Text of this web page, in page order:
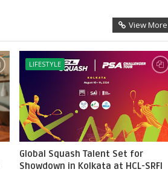
View More
LIFESTYLE
Global Squash Talent Set for
Showdown in Kolkata at HCL-SRFI